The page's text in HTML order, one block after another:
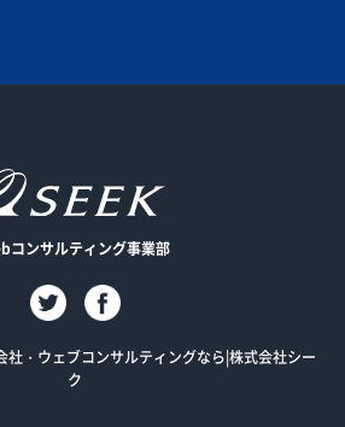
コンサルティング事業部
社・ウェブコンサルティングなら|株式会社シー
ク